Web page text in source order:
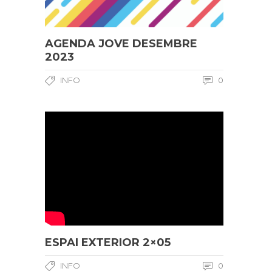
AGENDA JOVE DESEMBRE
2023
INFO 0
ESPAI EXTERIOR 2×05
INFO 0